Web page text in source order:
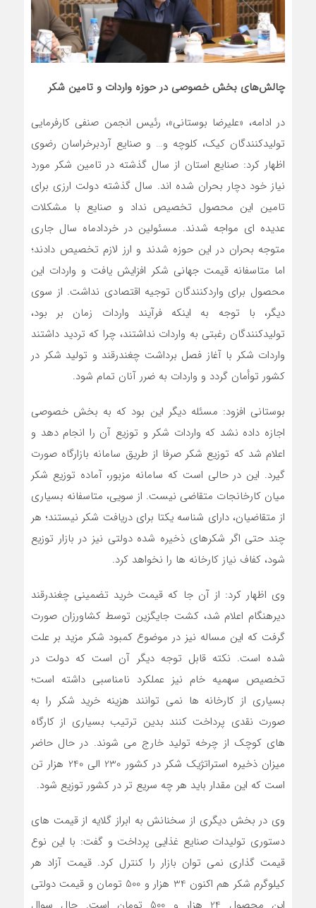
چالش‌های بخش خصوصی در حوزه واردات و تامین شکر
در ادامه، «علیرضا بوستانی»، رئیس اﻧﺠﻤﻦ ﺻﻨﻔﻲ ﻛﺎرﻓﺮﻣﺎﻳﻲ
توﻟﻴﺪﻛﻨﻨﺪﮔﺎن ﻛﻴﻚ، ﻛﻠﻮﭼﻪ و… و ﺻﻨﺎﻳﻊ آردﺑﺮﺧﺮاﺳﺎن رﺿﻮی
اظهار کرد: صنایع استان از سال گذشته در تامین شکر مورد
نیاز خود دچار بحران شده اند. سال گذشته دولت ارزی برای
تامین این محصول تخصیص نداد و صنایع با مشکلات
عدیده ای مواجه شدند. مسئولین در خردادماه سال جاری
متوجه بحران در این حوزه شدند و ارز لازم تخصیص دادند؛
اما متاسفانه قیمت جهانی شکر افزایش یافت و واردات این
محصول برای واردکنندگان توجیه اقتصادی نداشت. از سوی
دیگر، با توجه به اینکه فرآیند واردات زمان بر بود،
تولیدکنندگان رغبتی به واردات نداشتند، چرا که تردید داشتند
واردات شکر با آغاز فصل برداشت چغندرقند و تولید شکر در
کشور توأمان گردد و واردات به ضرر آنان تمام شود.
بوستانی افزود: مسئله دیگر این بود که به بخش خصوصی
اجازه داده نشد که واردات شکر و توزیع آن را انجام دهد و
اعلام شد که توزیع شکر صرفا از طریق سامانه بازارگاه صورت
گیرد. این در حالی است که سامانه مزبور، آماده توزیع شکر
میان کارخانجات متقاضی نیست. از سویی، متاسفانه بسیاری
از متقاضیان، دارای شناسه یکتا برای دریافت شکر نیستند؛ هر
چند حتی اگر شکرهای ذخیره شده دولتی نیز در بازار توزیع
شود، کفاف نیاز کارخانه ها را نخواهد کرد.
وی اظهار کرد: از آن جا که قیمت خرید تضمینی چغندرقند
دیرهنگام اعلام شد، کشت جایگزین توسط کشاورزان صورت
گرفت که این مساله نیز در موضوع کمبود شکر مزید بر علت
شده است. نکته قابل توجه دیگر آن است که دولت در
تخصیص سهمیه خام نیز عملکرد نامناسبی داشته است؛
بسیاری از کارخانه ها نمی توانند هزینه خرید شکر را به
صورت نقدی پرداخت کنند بدین ترتیب بسیاری از کارگاه
های کوچک از چرخه تولید خارج می شوند. در حال حاضر
میزان ذخیره استراتژیک شکر در کشور 230 الی 240 هزار تن
است که این مقدار باید هر چه سریع تر در کشور توزیع شود.
وی در بخش دیگری از سخنانش به ابراز گلایه از قیمت های
دستوری تولیدات صنایع غذایی پرداخت و گفت: با این نوع
قیمت گذاری نمی توان بازار را کنترل کرد. قیمت آزاد هر
کیلوگرم شکر هم اکنون 34 هزار و 500 تومان و قیمت دولتی